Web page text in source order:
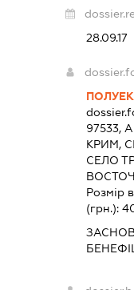
28.09.17
97533,
КРИМ,
СЕЛО
Розмір
(грн.):